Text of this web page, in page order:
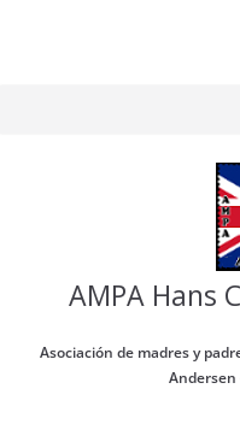
AMPA Hans
Asociación de madres y
Andersen